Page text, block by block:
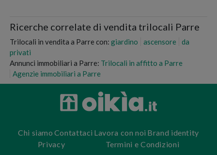
Ricerche correlate di vendita trilocali Parre
Trilocali in vendita a Parre con: giardino ascensore
da
privati
Annunci immobiliari a Parre: Trilocali in affitto a Parre
Agenzie immobiliari a Parre
Chi siamo Contattaci Lavora con noi Brand identity
Privacy
Termini e Condizioni